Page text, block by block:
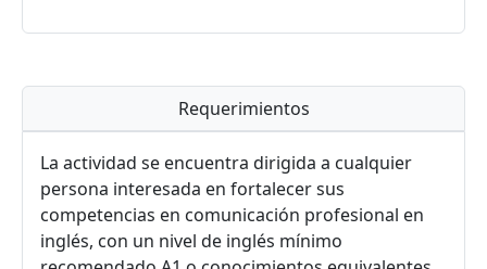
Requerimientos
La actividad se encuentra dirigida a cualquier
persona interesada en fortalecer sus
competencias en comunicación profesional en
inglés, con un nivel de inglés mínimo